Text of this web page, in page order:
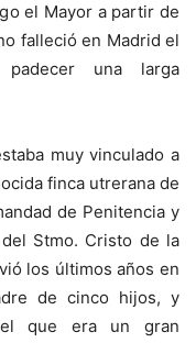
el Mayor a partir de
falleció en Madrid el
una larga
muy vinculado a
finca utrerana de
de Penitencia y
Stmo. Cristo de la
los últimos años en
de cinco hijos, y
que era un gran